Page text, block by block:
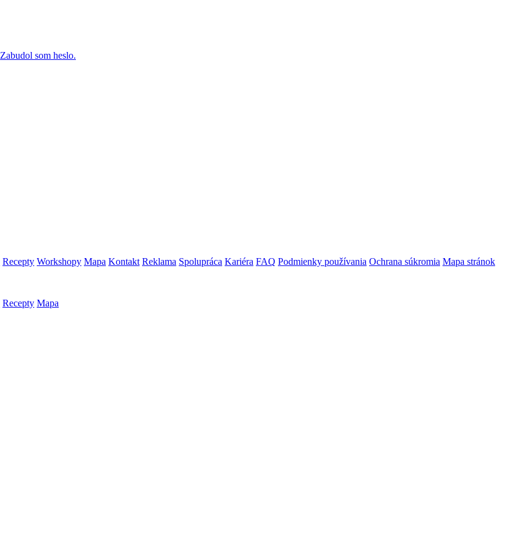
Zabudol som heslo.
Recepty Workshopy Mapa Kontakt Reklama Spolupráca Kariéra FAQ Podmienky používania Ochrana súkromia Mapa stránok
Recepty Mapa